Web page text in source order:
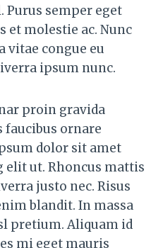
Purus semper eget
et molestie ac. Nunc
vitae congue eu
ipsum nunc.
proin gravida
faucibus ornare
dolor sit amet
elit ut. Rhoncus mattis
justo nec. Risus
blandit. In massa
pretium. Aliquam id
mi eget mauris